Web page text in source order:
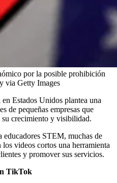
por la posible prohibición
via Getty Images
Estados Unidos plantea una
de pequeñas empresas que
su crecimiento y visibilidad.
educadores STEM, muchas de
los videos cortos una herramienta
y promover sus servicios.
TikTok